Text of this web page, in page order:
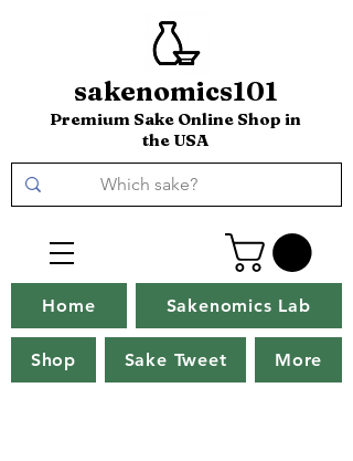
sakenomics101
Premium Sake Online Shop in
the USA
Home Sakenomics Lab
Shop Sake Tweet More